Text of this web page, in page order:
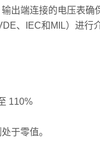
出端连接的电压表
、IEC和MIL）进行
110%
于零值。